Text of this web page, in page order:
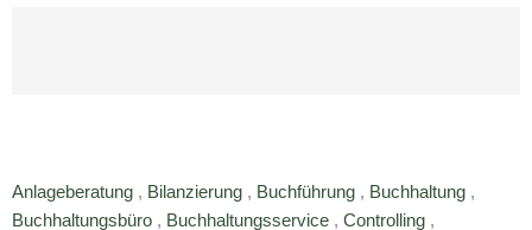
Anlageberatung , Bilanzierung , Buchführung , Buchhaltung ,
Buchhaltungsbüro , Buchhaltungsservice , Controlling ,